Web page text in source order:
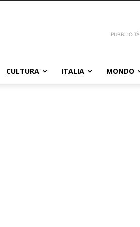
PUBBLICITÀ
CULTURA ITALIA MONDO